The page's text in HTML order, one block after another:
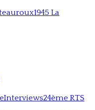
1945 La
Interviews24ème RTS